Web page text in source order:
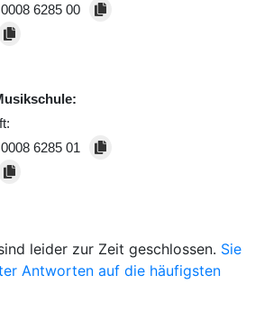
6285 00
6285 01
leider zur Zeit geschlossen. Sie
Antworten auf die häufigsten